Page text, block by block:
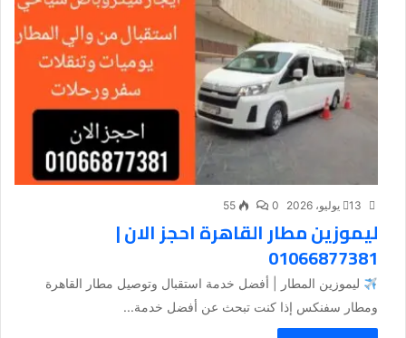
13 يوليو، 2026 0
55
ليموزين مطار القاهرة احجز الان |
01066877381
ليموزين المطار | أفضل خدمة استقبال وتوصيل مطار القاهرة
ومطار سفنكس إذا كنت تبحث عن أفضل خدمة...